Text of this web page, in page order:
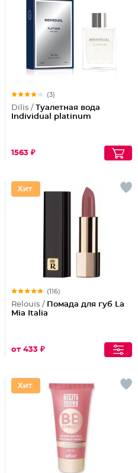
(3)
Dilis / Туалетная вода
Individual platinum
1563 ₽
(116)
Relouis / Помада для губ La
Mia Italia
от 433 ₽